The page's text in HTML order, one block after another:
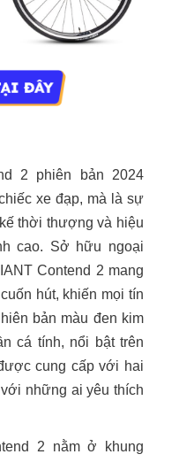
2 phiên bản 2024
xe đạp, mà là sự
thời thượng và hiệu
cao. Sở hữu ngoại
Contend 2 mang
hút, khiến mọi tín
bản màu đen kim
cá tính, nổi bật trên
cung cấp với hai
những ai yêu thích
2 nằm ở khung